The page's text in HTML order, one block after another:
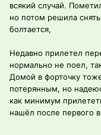
всякий случай.
но потом решила
болтается,
Недавно прилетел
нормально не поел,
Домой в форточку
потерянным, но
как минимум
нашёл после первого